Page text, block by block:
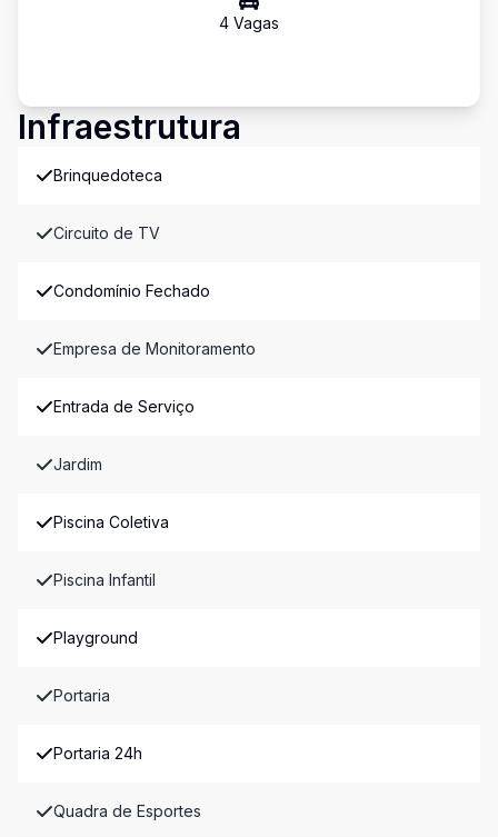
4 Vagas
Infraestrutura
Brinquedoteca
Circuito de TV
Condomínio Fechado
Empresa de Monitoramento
Entrada de Serviço
Jardim
Piscina Coletiva
Piscina Infantil
Playground
Portaria
Portaria 24h
Quadra de Esportes